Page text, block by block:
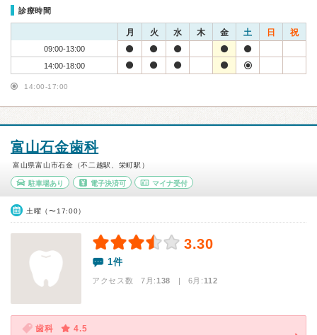
診療時間
月 火 水 木 金 土 日 祝
09:00-13:00
14:00-18:00
14:00-17:00
富山石金歯科
富山県富山市石金（不二越駅、栄町駅）
駐車場あり 電子決済可 マイナ受付
土曜（〜17:00）
3.30
1件
アクセス数 7月:138 | 6月:112
歯科
4.5